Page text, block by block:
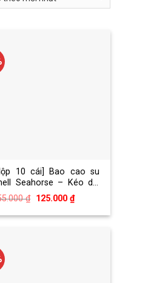
10 cái] Bao cao su
Seahorse – Kéo dài
gian – Hộp 10 cái
₫ Giá
là:
125.000 ₫Giá
hiện
tại